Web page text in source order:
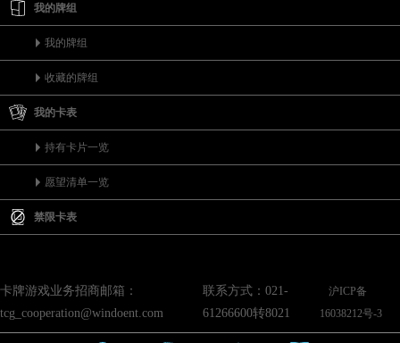
我的牌组
我的牌组
收藏的牌组
我的卡表
持有卡片一览
愿望清单一览
禁限卡表
卡牌游戏业务招商邮箱：
tcg_cooperation@windoent.com
联系方式：021-
61266600转8021
沪ICP备
16038212号-3